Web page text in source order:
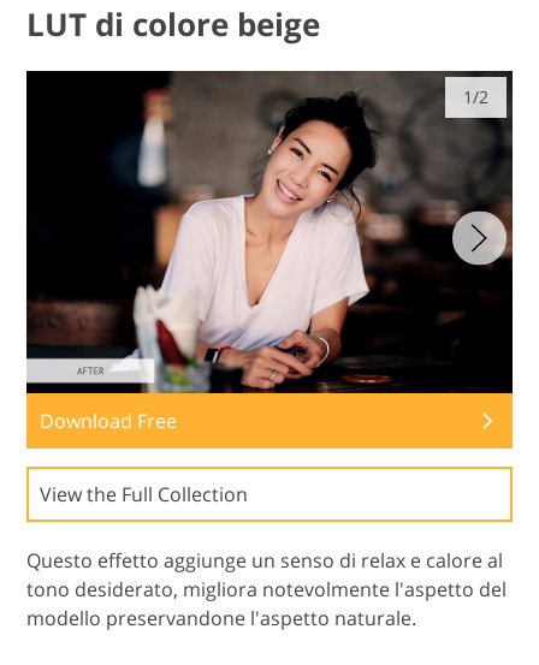
LUT di colore beige
1/2
Download Free
View the Full Collection
Questo effetto aggiunge un senso di relax e calore al
tono desiderato, migliora notevolmente l'aspetto del
modello preservandone l'aspetto naturale.